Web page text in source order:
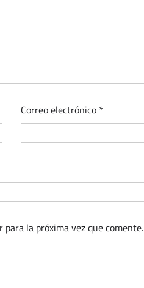
Correo electrónico *
la próxima vez que comente.